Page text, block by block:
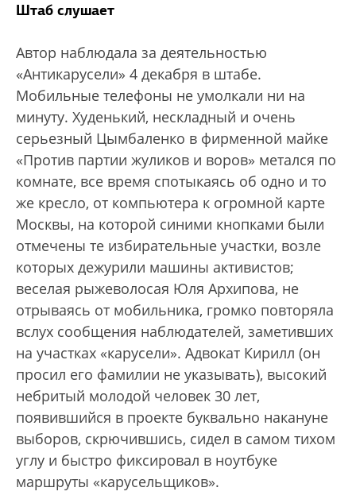
Штаб слушает
Автор наблюдала за деятельностью
«Антикарусели» 4 декабря в штабе.
Мобильные телефоны не умолкали ни на
минуту. Худенький, нескладный и очень
серьезный Цымбаленко в фирменной майке
«Против партии жуликов и воров» метался по
комнате, все время спотыкаясь об одно и то
же кресло, от компьютера к огромной карте
Москвы, на которой синими кнопками были
отмечены те избирательные участки, возле
которых дежурили машины активистов;
веселая рыжеволосая Юля Архипова, не
отрываясь от мобильника, громко повторяла
вслух сообщения наблюдателей, заметивших
на участках «карусели». Адвокат Кирилл (он
просил его фамилии не указывать), высокий
небритый молодой человек 30 лет,
появившийся в проекте буквально накануне
выборов, скрючившись, сидел в самом тихом
углу и быстро фиксировал в ноутбуке
маршруты «карусельщиков».